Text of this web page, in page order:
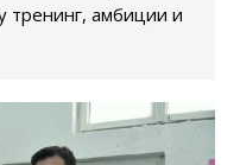
тренинг, амбиции и